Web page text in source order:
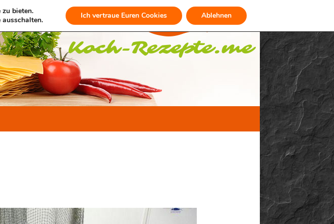
bieten.
Ich vertraue Euren Cookies Ablehnen